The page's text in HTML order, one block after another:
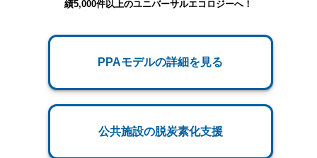
績5,000件以上のユニバーサルエコロジーへ！
PPAモデルの詳細を見る
公共施設の脱炭素化支援